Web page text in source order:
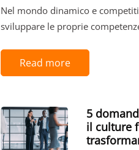
Nel mondo dinamico e
sviluppare le proprie
Read more
5
il culture